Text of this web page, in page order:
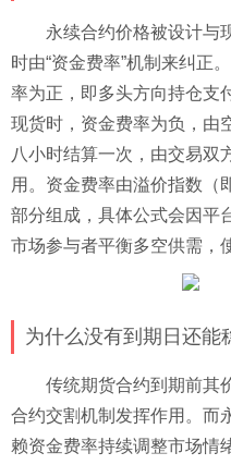
永续合约价格被设计与
时由“资金费率”机制来纠正
率为正，即多头方向持仓支
现货时，资金费率为负，由
八小时结算一次，由交易双
用。资金费率由溢价指数（
部分组成，具体公式会因平
市场参与者平衡多空供需，
为什么没有到期日还能
传统期货合约到期前其
合约交割机制发挥作用。而
赖资金费率持续调整市场情